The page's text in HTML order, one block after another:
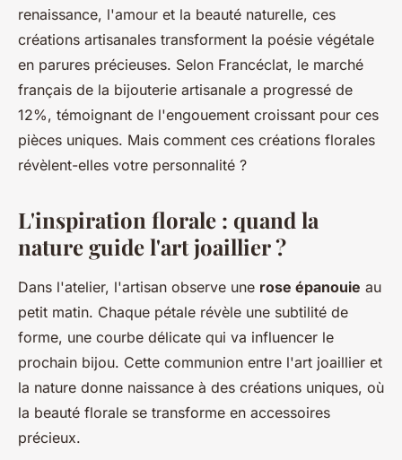
renaissance, l'amour et la beauté naturelle, ces
créations artisanales transforment la poésie végétale
en parures précieuses. Selon Francéclat, le marché
français de la bijouterie artisanale a progressé de
12%, témoignant de l'engouement croissant pour ces
pièces uniques. Mais comment ces créations florales
révèlent-elles votre personnalité ?
L'inspiration florale : quand la
nature guide l'art joaillier ?
Dans l'atelier, l'artisan observe une rose épanouie au
petit matin. Chaque pétale révèle une subtilité de
forme, une courbe délicate qui va influencer le
prochain bijou. Cette communion entre l'art joaillier et
la nature donne naissance à des créations uniques, où
la beauté florale se transforme en accessoires
précieux.